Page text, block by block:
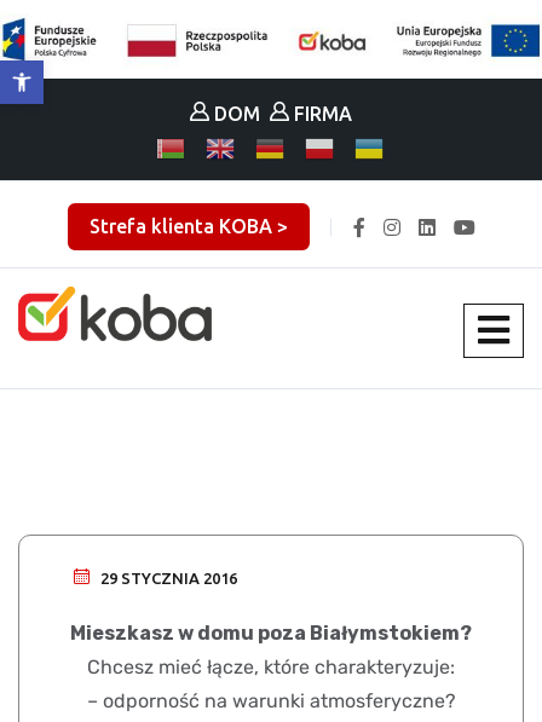
DOM FIRMA
Strefa klienta KOBA >
29 STYCZNIA 2016
Mieszkasz w domu poza Białymstokiem?
Chcesz mieć łącze, które charakteryzuje:
– odporność na warunki atmosferyczne?
Otwórz pasek narzędzi